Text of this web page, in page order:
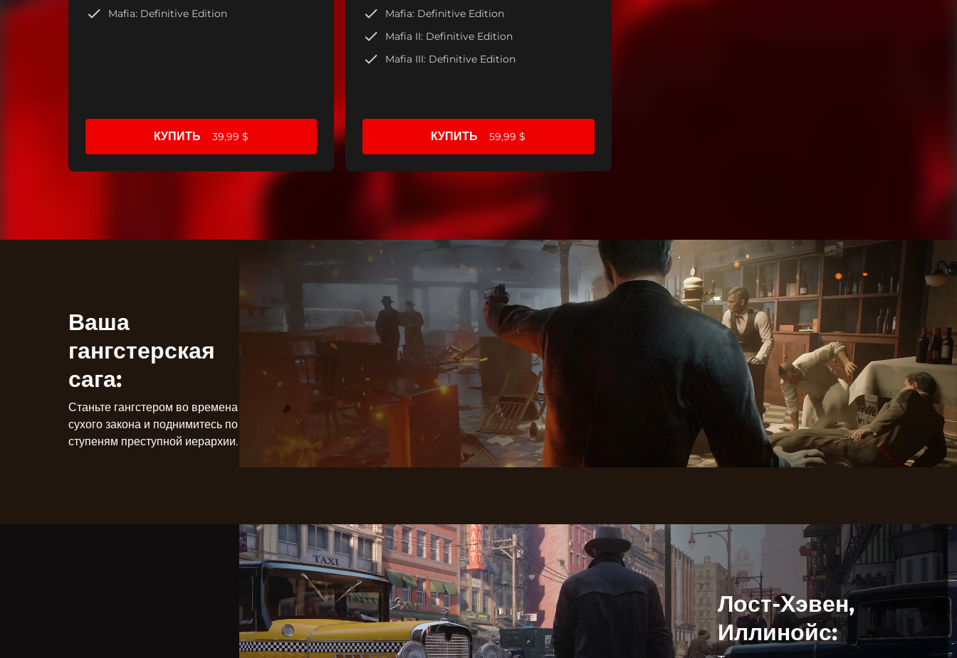
Mafia: Definitive Edition
КУПИТЬ 39,99 $
Mafia: Definitive Edition
Mafia II: Definitive Edition
Mafia III: Definitive Edition
КУПИТЬ 59,99 $
Ваша
гангстерская
сага:
Станьте гангстером во времена
сухого закона и поднимитесь по
ступеням преступной иерархии.
Лост-Хэвен,
Иллинойс: